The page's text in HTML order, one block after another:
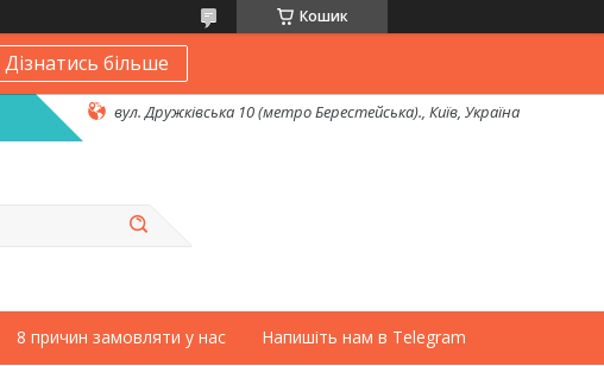
Кошик
Дізнатись більше
вул. Дружківська 10 (метро Берестейська)., Київ, Україна
8 причин замовляти у нас Напишіть нам в Telegram